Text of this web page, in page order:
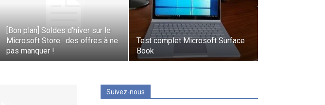
[Bon plan] Soldes d’hiver sur le
Microsoft Store : des offres à ne
pas manquer !
Test complet Microsoft Surface
Book
Suivez-nous